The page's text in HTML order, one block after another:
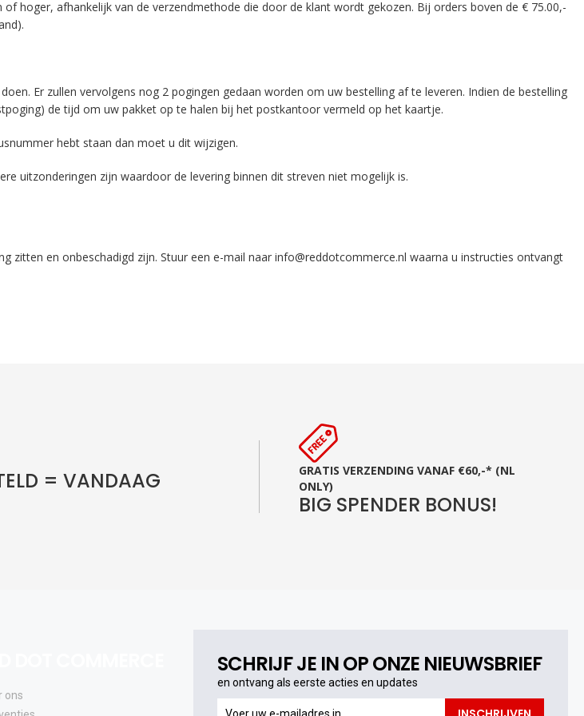
hoger, afhankelijk van de verzendmethode die door de klant wordt gekozen. Bij orders boven de € 75.00,-
Er zullen vervolgens nog 2 pogingen gedaan worden om uw bestelling af te leveren. Indien de bestelling
de tijd om uw pakket op te halen bij het postkantoor vermeld op het kaartje.
hebt staan dan moet u dit wijzigen.
uitzonderingen zijn waardoor de levering binnen dit streven niet mogelijk is.
en onbeschadigd zijn. Stuur een e-mail naar info@reddotcommerce.nl waarna u instructies ontvangt
= VANDAAG
GRATIS VERZENDING VANAF €60,-* (NL
ONLY)
BIG SPENDER BONUS!
SCHRIJF JE IN OP ONZE NIEUWSBRIEF
en ontvang als eerste acties en updates
ons